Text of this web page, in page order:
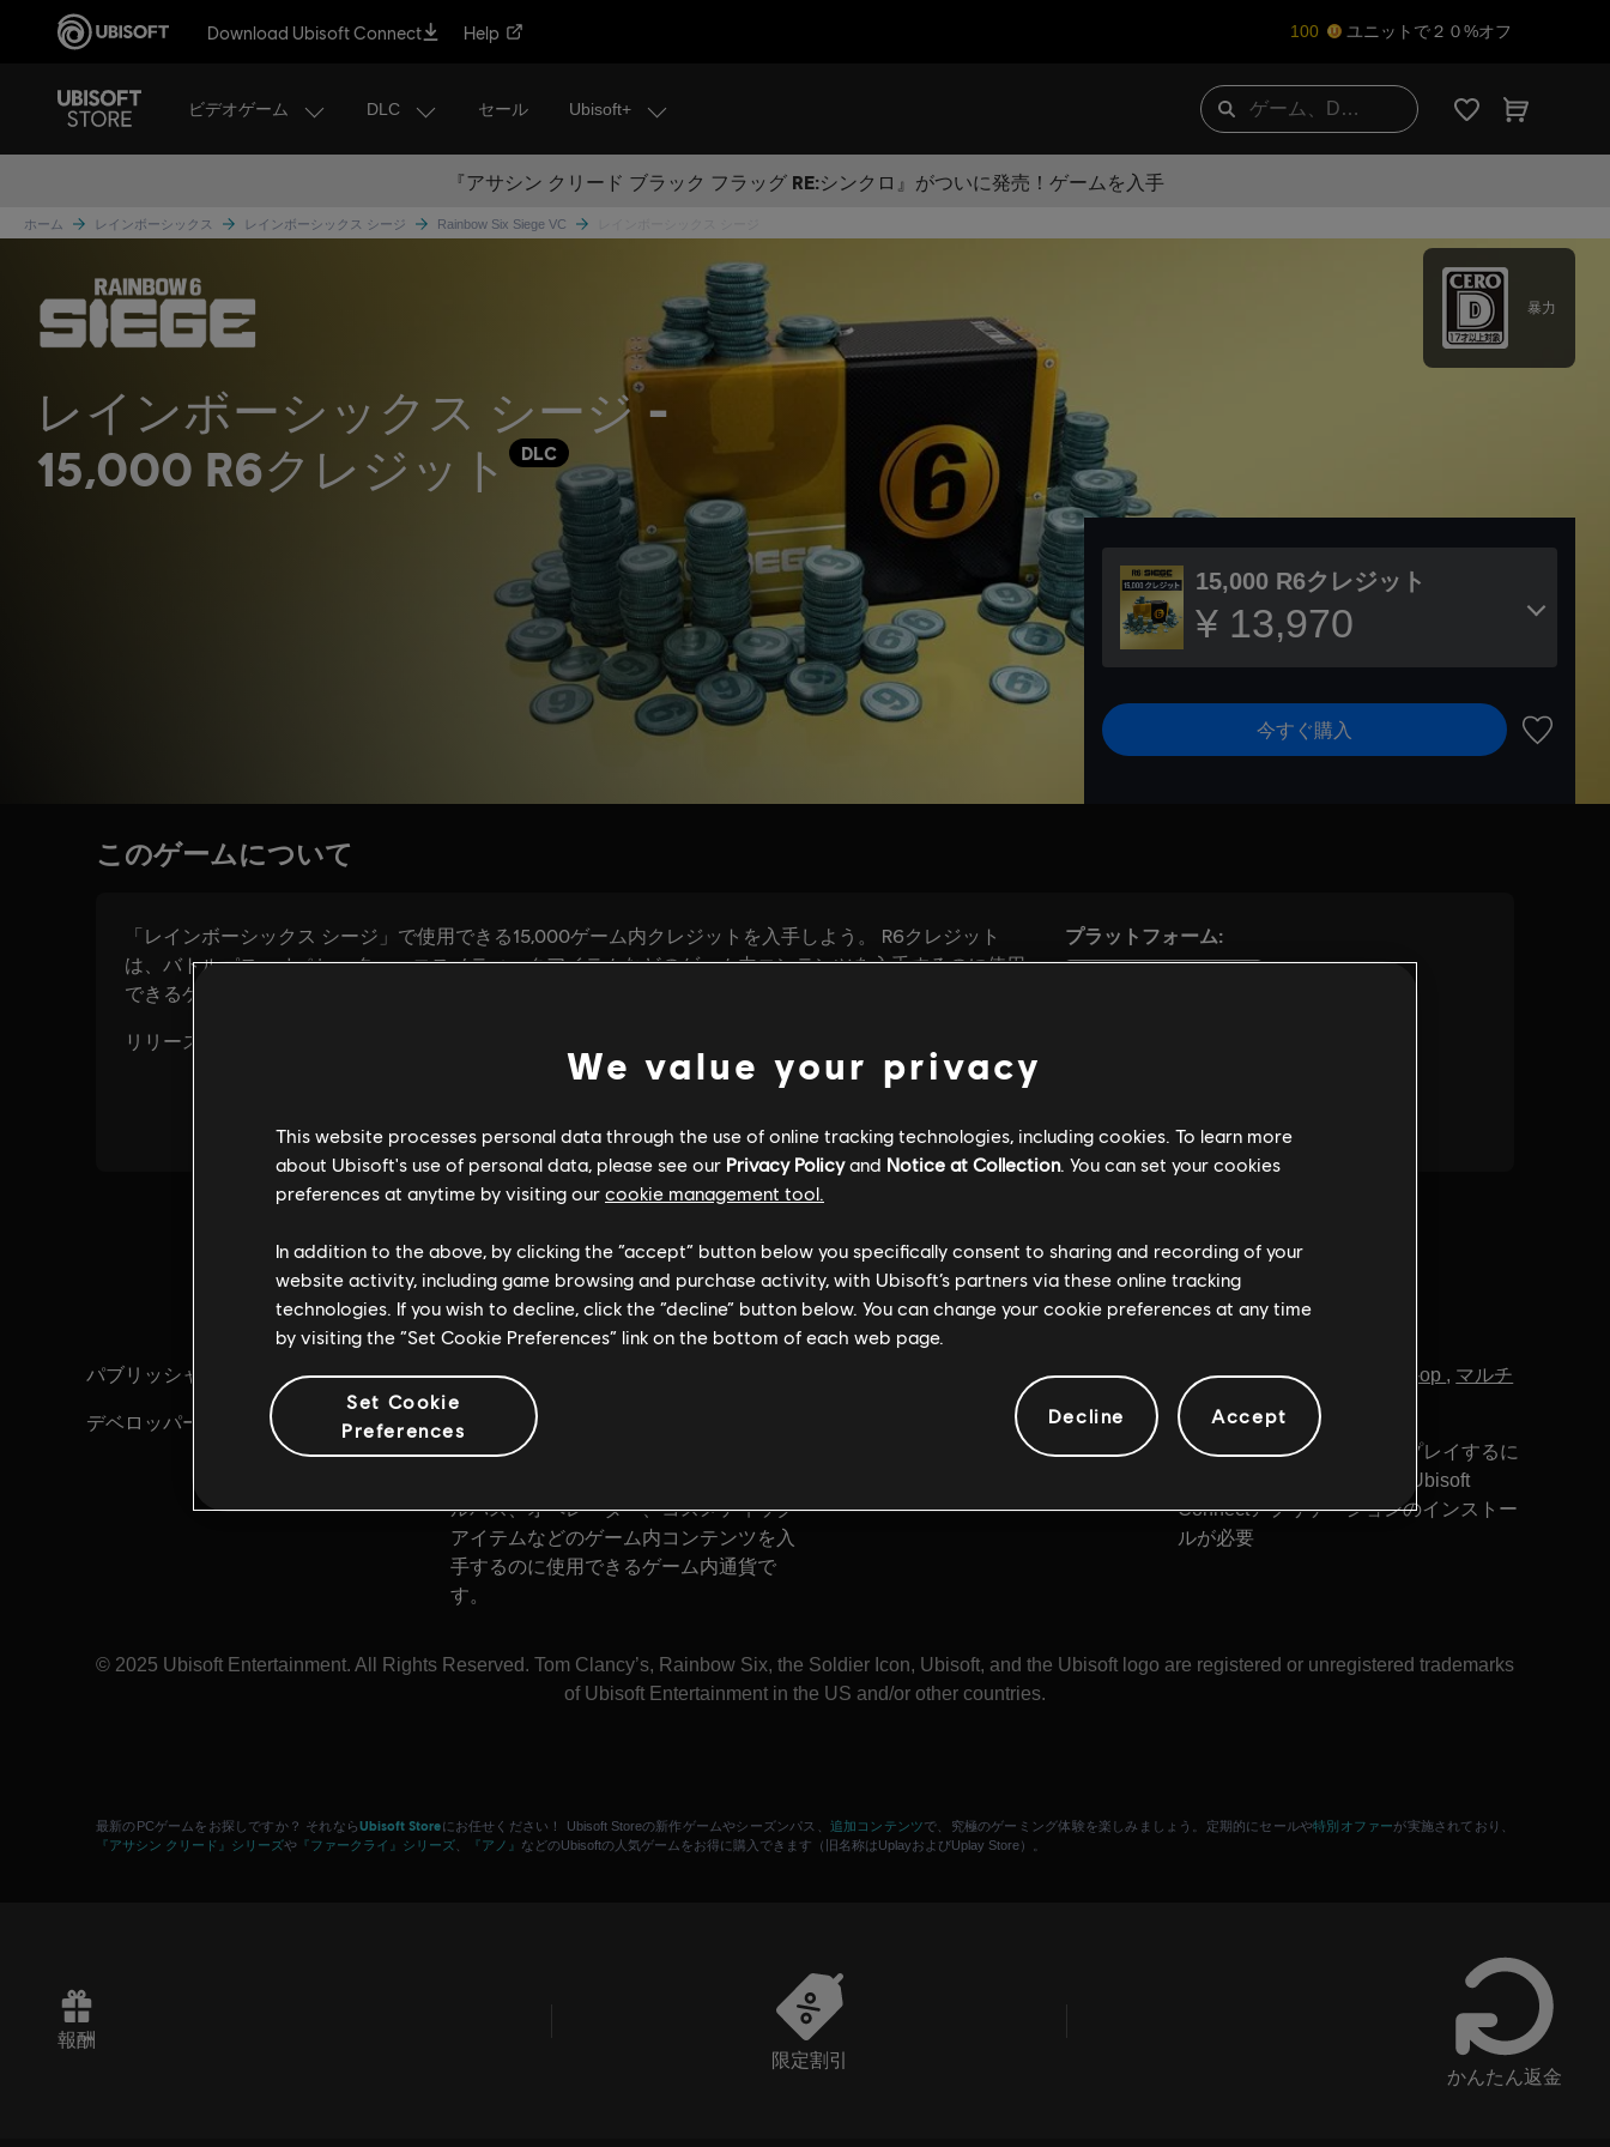
Download Ubisoft Connect Help 100 ユニットで２０%オフ
ビデオゲーム DLC セール Ubisoft+
『アサシン クリード ブラック フラッグ RE:シンクロ』がついに発売！ゲームを入手
ホーム レインボーシックス レインボーシックス シージ Rainbow Six Siege VC
暴力
レインボーシックス シージ -
15,000 R6クレジット
DLC
15,000 R6クレジット
¥ 13,970
今すぐ購入
一般情報
パブリッシャー： Ubisoft
デベロッパー： Ubisoft Montreal
発売日：
説明:
「レインボーシックス シージ」で
使用できる15,000ゲーム内クレジット
ルパス、オペレーター、コスメティック
アイテムなどのゲーム内コンテンツを入
手するのに使用できるゲーム内通貨で
す。
PC (ダウンロード)
ジャンル： シューター Co-op , マルチ
プレイヤー
PC環境: このコンテンツをプレイするに
は、UbisoftのアカウントとUbisoft
Connectアプリケーションのインストー
ルが必要
© 2025 Ubisoft Entertainment. All Rights Reserved. Tom Clancy’s, Rainbow Six, the Soldier Icon, Ubisoft, and the Ubisoft logo are registered or unregistered trademarks
of Ubisoft Entertainment in the US and/or other countries.
最新のPCゲームをお探しですか？ それならUbisoft Storeにお任せください！ Ubisoft Storeの新作ゲームやシーズンパス、 追加コンテンツで、究極のゲーミング体験を楽しみましょう。定期的にセールや特別オファーが実施されており、
『アサシン クリード』シリーズや 『ファークライ』シリーズ 『アノ』 などのUbisoftの人気ゲームをお得に購入できます（旧名称はUplayおよびUplay Store）。
報酬
限定割引
かんたん返金
We value your privacy
This website processes personal data through the use of online tracking technologies, including cookies. To learn more
about Ubisoft's use of personal data, please see our Privacy Policyand Notice at Collection. You can set your cookies
preferences at anytime by visiting our cookie management tool.
In addition to the above, by clicking the “accept” button below you specifically consent to sharing and recording of your
website activity, including game browsing and purchase activity, with Ubisoft’s partners via these online tracking
technologies. If you wish to decline, click the “decline” button below. You can change your cookie preferences at any time
by visiting the “Set Cookie Preferences” link on the bottom of each web page.
Set Cookie
Preferences
Decline Accept